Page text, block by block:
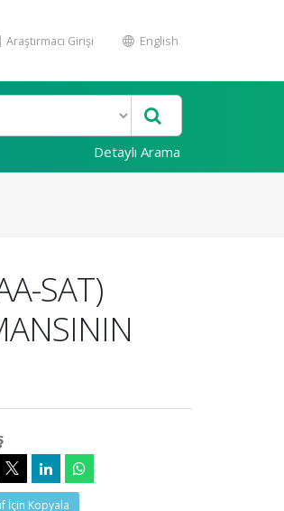
Araştırmacı Girişi English
Detaylı Arama
SAT)
İçin Kopyala